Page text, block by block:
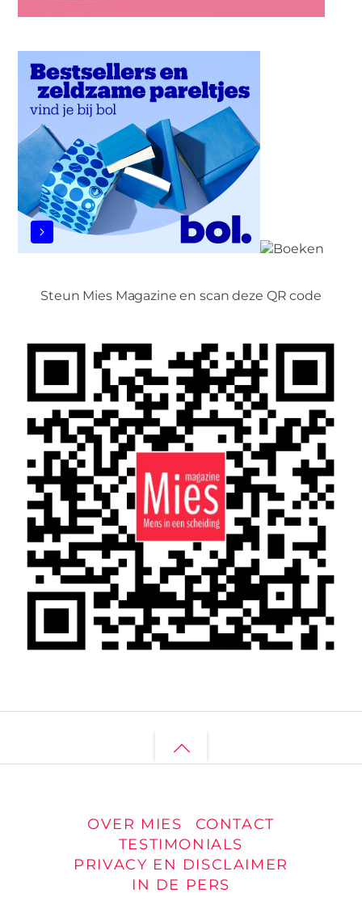
Steun Mies Magazine en scan deze QR code
Back
OVER MIES
CONTACT
TESTIMONIALS
PRIVACY EN DISCLAIMER
IN DE PERS